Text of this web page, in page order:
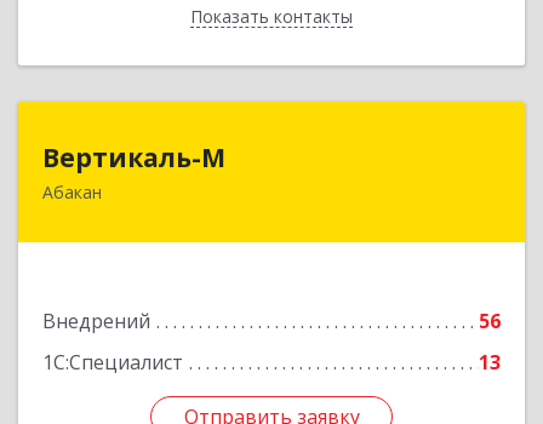
Показать контакты
Назад
Вертикаль-М
Абакан
Внедрений
56
1С:Специалист
13
Отправить заявку
655017, Хакасия Респ, Абакан г, Чертыгашева
Отправить заявку